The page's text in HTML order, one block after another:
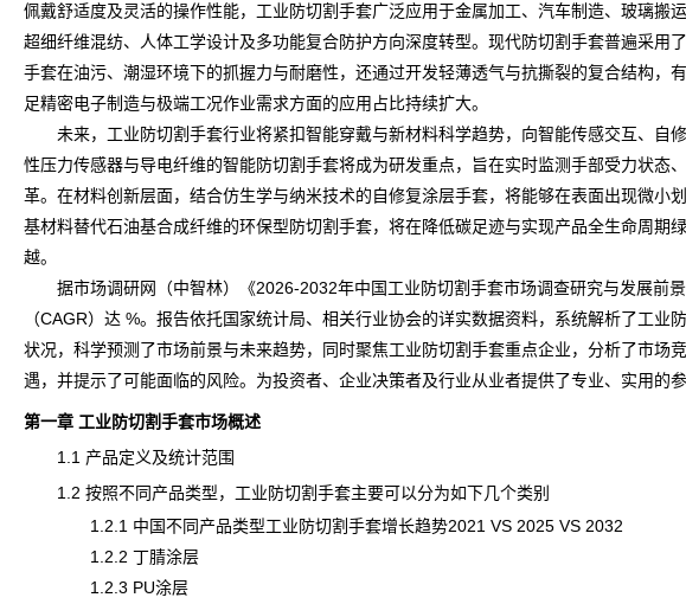
佩戴舒适度及灵活的操作性能，工业防切割手套广泛应用于金属加工、汽车制造、玻璃搬
超细纤维混纺、人体工学设计及多功能复合防护方向深度转型。现代防切割手套普遍采
手套在油污、潮湿环境下的抓握力与耐磨性，还通过开发轻薄透气与抗撕裂的复合结构
足精密电子制造与极端工况作业需求方面的应用占比持续扩大。
未来，工业防切割手套行业将紧扣智能穿戴与新材料科学趋势，向智能传感交互、自
性压力传感器与导电纤维的智能防切割手套将成为研发重点，旨在实时监测手部受力状态
革。在材料创新层面，结合仿生学与纳米技术的自修复涂层手套，将能够在表面出现微
基材料替代石油基合成纤维的环保型防切割手套，将在降低碳足迹与实现产品全生命周
越。
据市场调研网（中智林）《2026-2032年中国工业防切割手套市场调查研究与发展前
（CAGR）达 %。报告依托国家统计局、相关行业协会的详实数据资料，系统解析了工
状况，科学预测了市场前景与未来趋势，同时聚焦工业防切割手套重点企业，分析了市场
遇，并提示了可能面临的风险。为投资者、企业决策者及行业从业者提供了专业、实用的
第一章 工业防切割手套市场概述
1.1 产品定义及统计范围
1.2 按照不同产品类型，工业防切割手套主要可以分为如下几个类别
1.2.1 中国不同产品类型工业防切割手套增长趋势2021 VS 2025 VS 2032
1.2.2 丁腈涂层
1.2.3 PU涂层